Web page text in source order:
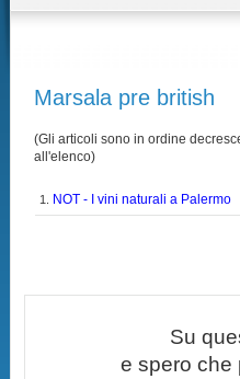
Marsala pre british
(Gli articoli sono in ordine
all'elenco)
1. NOT - I vini naturali a Palermo
Su
e spero che